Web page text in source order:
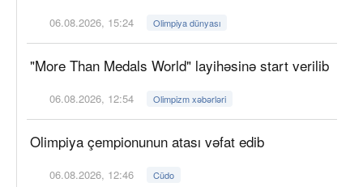
06.08.2026, 15:24 Olimpiya dünyası
"More Than Medals World" layihəsinə start verilib
06.08.2026, 12:54 Olimpizm xəbərləri
Olimpiya çempionunun atası vəfat edib
06.08.2026, 12:46 Cüdo